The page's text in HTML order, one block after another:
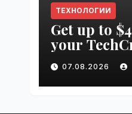
ТЕХНОЛОГИИ
Get up to
your
Disrupt
until
VseTime.ru
07.08.2026